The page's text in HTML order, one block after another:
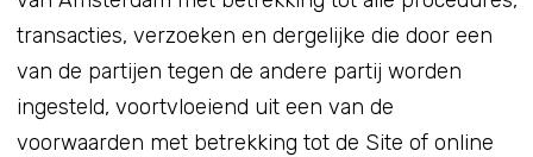
transacties, verzoeken en dergelijke die door een
van de partijen tegen de andere partij worden
ingesteld, voortvloeiend uit een van de
voorwaarden met betrekking tot de Site of online